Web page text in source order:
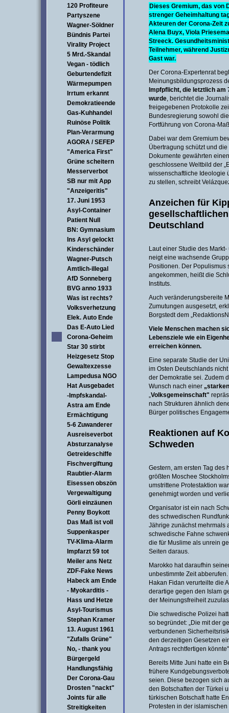
120 Profiteure
Partyszene
Wagner-Söldner
Bündnis Partei
Virality Project
5 Mrd.-Skandal
Vegan - tödlich
Geburtendefizit
Wärmepumpen
Irrtum erkannt
Demokratieende
Gas-Kuhhandel
Ruinöse Politik
Plan-Verarmung
AGORA / SEFEP
"America First"
Grüne scheitern
Messerverbot
SB nur mit App
"Anzeigeritis"
17. Juni 1953
Asyl-Container
Patient Null
BN: Gymnasium
Ins Asyl gelockt
Kinderschänder
Wagner-Putsch
Amtlich-illegal
AfD Sonneberg
BVG anno 1933
Was ist rechts?
Volksverhetzung
Elek. Auto Ende
Das E-Auto Lied
Corona-Geheim
Star 30 stirbt
Heizgesetz Stop
Gewaltexzesse
Lampedusa NGO
Hat Ausgebadet
-Impfskandal-
Astra am Ende
Ermächtigung
5-6 Zuwanderer
Ausreiseverbot
Absturzanalyse
Getreideschiffe
Fischvergiftung
Raubtier-Alarm
Eisessen obszön
Vergewaltigung
Görli einzäunen
Penny Boykott
Das Maß ist voll
Suppenkasper
TV-Klima-Alarm
Impfarzt 59 tot
Meiler ans Netz
ZDF-Fake News
Habeck am Ende
- Myokarditis -
Hass und Hetze
Asyl-Tourismus
Stephan Kramer
13. August 1961
"Zufalls Grüne"
No, - thank you
Bürgergeld
Handlungsfähig
Der Corona-Gau
Drosten "nackt"
Joints für alle
Streitigkeiten
Dieses Gremium, das von
strenger Geheimhaltung
Akteuren der Corona-Zeit
Alena Buyx, Viola
Streeck.
Teilnehmer, während
Gast war.
Der Corona-Expertenrat
Meinungsbildungsprozess
Impfpflicht, die letztlich am
wurde, berichtet die
freigegebenen Protokolle
Bundesregierung sowohl
Fortführung von Corona-
Dabei war dem Gremium
Übertragung schützt und
Dokumente gewährten
geschlossene Weltbild der
wissenschaftliche Ideologie
zu stellen, schreibt
Anzeichen für
Deutschland
Laut einer Studie des
neigt eine wachsende
Positionen. Der Populismus
angekommen, heißt die
Instituts.
Auch veränderungsbereite
Zumutungen ausgesetzt,
Borgstedt dem
Viele Menschen machen
Lebensziele wie ein
erreichen können.
Eine separate Studie der
im Osten Deutschlands
der Demokratie sei. Zudem
Wunsch nach einer
„Volksgemeinschaft"
nach Strukturen ähnlich
Bürger politisches
Reaktionen auf
Schweden
Gestern, am ersten Tag des
größten Moschee
umstrittene Protestaktion
genehmigt worden und
Organisator ist ein nach
des schwedischen
Jährige zunächst mehrmals
schwedische Fahne
die für Muslime als unrein
Seiten daraus.
Marokko hat daraufhin
unbestimmte Zeit
Hakan Fidan verurteilte die
derartige gegen den Islam
der Meinungsfreiheit
Die schwedische Polizei
so begründet: „Die mit der
verbundenen
den derzeitigen Gesetzen
Antrags rechtfertigen
Bereits Mitte Juni hatte ein
frühere
seien. Diese bezogen sich
den Botschaften der Türkei
türkischen Botschaft hatte
Protesten in der islamischen